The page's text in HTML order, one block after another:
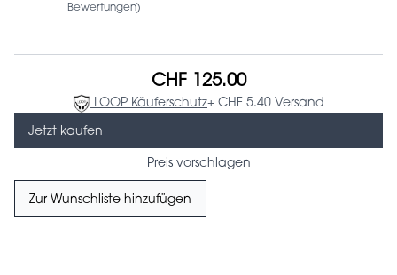
Bewertungen)
CHF 125.00
LOOP Käuferschutz+ CHF 5.40 Versand
Jetzt kaufen
Preis vorschlagen
Zur Wunschliste hinzufügen